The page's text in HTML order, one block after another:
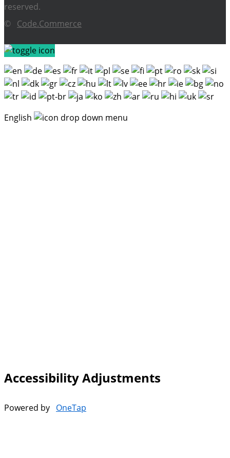
reserved.
© Code.Commerce
English
Accessibility Adjustments
Powered by OneTap